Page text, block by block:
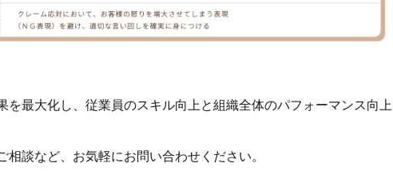
を最大化し、従業員のスキル向上と組織全体のパフォーマンス向
談など、お気軽にお問い合わせください。